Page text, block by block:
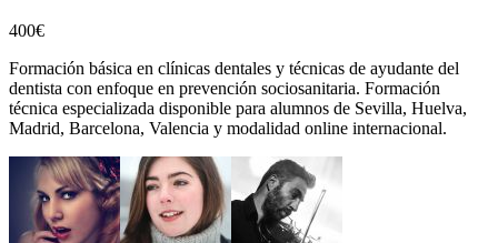
400€
Formación básica en clínicas dentales y técnicas de ayudante del
dentista con enfoque en prevención sociosanitaria. Formación
técnica especializada disponible para alumnos de Sevilla, Huelva,
Madrid, Barcelona, Valencia y modalidad online internacional.